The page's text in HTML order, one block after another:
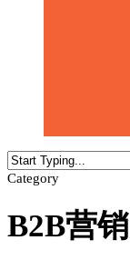
Category
B2B营销